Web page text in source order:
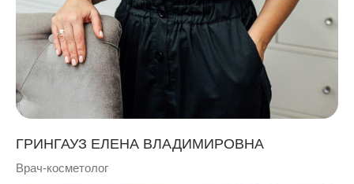
ГРИНГАУЗ ЕЛЕНА ВЛАДИМИРОВНА
Врач-косметолог